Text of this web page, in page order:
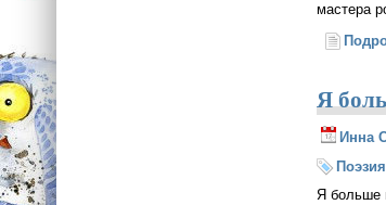
мастера
Я
Инна
Поэзия
Я больше